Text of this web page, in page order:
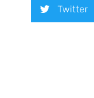
Twitter